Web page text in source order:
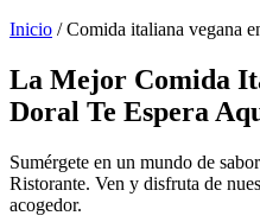
Inicio / Comida italiana vegana
La Mejor Comida
Doral Te Espera
Sumérgete en un mundo de
Ristorante. Ven y disfruta de
acogedor.